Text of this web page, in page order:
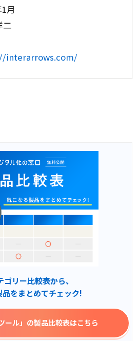
月
二
interarrows.com/
ゴリー比較表から、
をまとめてチェック!
ール」 の製品比較表はこちら